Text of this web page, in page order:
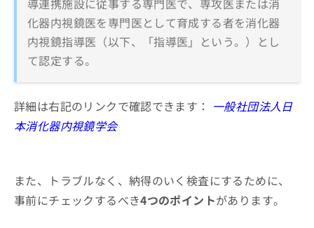
導連携施設に従事する専門医で、専攻医または消
化器内視鏡医を専門医として育成する者を消化器
内視鏡指導医（以下、「指導医」という。）とし
て認定する。
詳細は右記のリンクで確認できます： 一般社団法人日
本消化器内視鏡学会
また、トラブルなく、納得のいく検査にするために、
事前にチェックするべき4つのポイントがあります。